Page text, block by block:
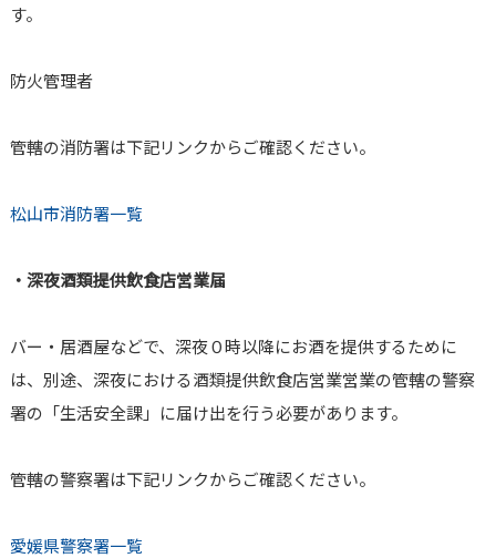
す。
防火管理者
管轄の消防署は下記リンクからご確認ください。
松山市消防署一覧
・深夜酒類提供飲食店営業届
バー・居酒屋などで、深夜０時以降にお酒を提供するために
は、別途、深夜における酒類提供飲食店営業営業の管轄の警察
署の「生活安全課」に届け出を行う必要があります。
管轄の警察署は下記リンクからご確認ください。
愛媛県警察署一覧